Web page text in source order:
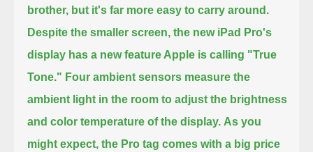
brother, but it's far more easy to carry around.
Despite the smaller screen, the new iPad Pro's
display has a new feature Apple is calling "True
Tone." Four ambient sensors measure the
ambient light in the room to adjust the brightness
and color temperature of the display. As you
might expect, the Pro tag comes with a big price